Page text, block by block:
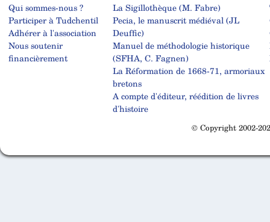
Qui sommes-nous ?
Participer à Tudchentil
Adhérer à l'association
Nous soutenir
financièrement
La Sigillothèque (M. Fabre)
Pecia, le manuscrit médiéval (JL
Deuffic)
Manuel de méthodologie historique
(SFHA, C. Fagnen)
La Réformation de 1668-71, armoriaux
bretons
A compte d'éditeur, réédition de livres
d'histoire
© Copyright 2002-